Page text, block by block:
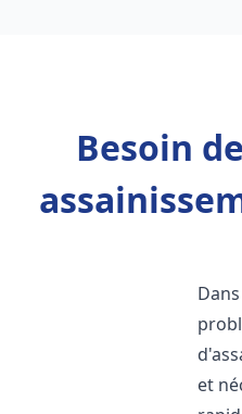
Besoin
et